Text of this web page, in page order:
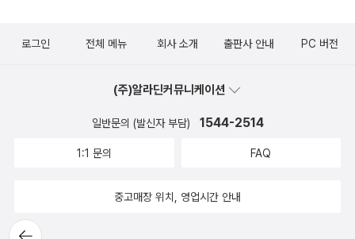
뒤로가
로그인 전체 메뉴 회사 소개 출판사 안내 PC 버전
(주)알라딘커뮤니케이션
일반문의 (발신자 부담) 1544-2514
1:1 문의 FAQ
중고매장 위치, 영업시간 안내